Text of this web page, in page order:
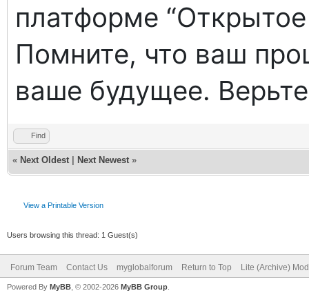
платформе
Помните, что ваш
ваше будущее.
Find
« Next Oldest Next Newest »
View a Printable Version
Users browsing this thread: 1 Guest(s)
Forum Team Contact Us myglobalforum Return to Top Lite (Archive)
Powered By MyBB , © 2002-2026 MyBB Group